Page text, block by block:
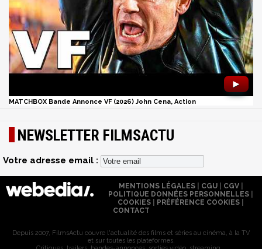
►
MATCHBOX Bande Annonce VF (2026) John Cena, Action
NEWSLETTER FILMSACTU
Votre adresse email :
MENTIONS LÉGALES| CGU| CGV|
POLITIQUE DONNÉES PERSONNELLES
COOKIES
PRÉFÉRENCE COOKIES
CONTACT
Depuis 2007, FilmsActu couvre l'actualité des films et séries au cinéma, à la TV
et sur toutes les plateformes.